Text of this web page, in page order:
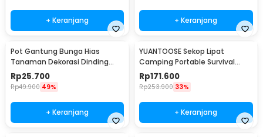
+ Keranjang + Keranjang
Pot Gantung Bunga Hias
Tanaman Dekorasi Dinding
Vertical Garden 9 Slot - HY001-
GR-5
Rp25.700
Rp49.900 49%
+ Keranjang
YUANTOOSE Sekop Lipat
Camping Portable Survival
Tactical Shovel 75cm - D14-10
Rp171.600
Rp253.900 33%
+ Keranjang